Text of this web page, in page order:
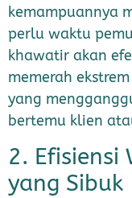
kemampuannya
perlu waktu
khawatir akan
memerah
yang
bertemu klien
2. Efisiensi
yang Sibuk